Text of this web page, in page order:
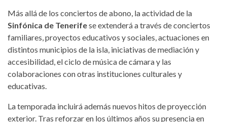
Más allá de los conciertos de abono, la actividad de la
Sinfónica de Tenerifese extenderá a través de conciertos
familiares, proyectos educativos y sociales, actuaciones en
distintos municipios de la isla, iniciativas de mediación y
accesibilidad, el ciclo de música de cámara y las
colaboraciones con otras instituciones culturales y
educativas.
La temporada incluirá además nuevos hitos de proyección
exterior. Tras reforzar en los últimos años su presencia en